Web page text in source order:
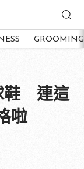
GROOMING
鞋 連這
啦